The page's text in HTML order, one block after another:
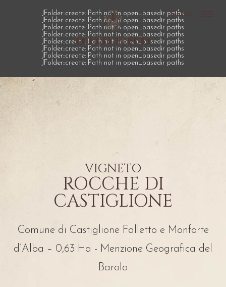
MENU
JFolder::create: Path not in open_basedir paths
JFolder::create: Path not in open_basedir paths
JFolder::create: Path not in open_basedir paths
JFolder::create: Path not in open_basedir paths
JFolder::create: Path not in open_basedir paths
JFolder::create: Path not in open_basedir paths
JFolder::create: Path not in open_basedir paths
JFolder::create: Path not in open_basedir paths
VIGNETO
ROCCHE DI
CASTIGLIONE
Comune di Castiglione Falletto e Monforte
d’Alba – 0,63 Ha - Menzione Geografica del
Barolo